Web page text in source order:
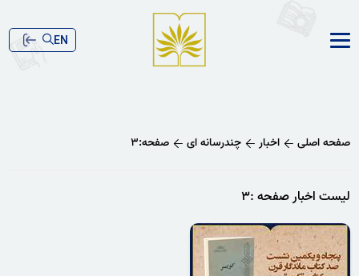
EN
صفحه اصلی اخبار چندرسانه ای صفحه:۳
لیست اخبار صفحه :۳